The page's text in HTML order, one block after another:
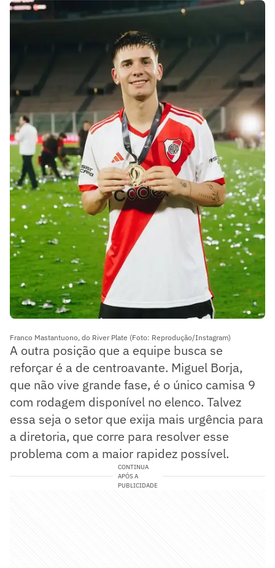
Franco Mastantuono, do River Plate (Foto: Reprodução/Instagram)
A outra posição que a equipe busca se
reforçar é a de centroavante. Miguel Borja,
que não vive grande fase, é o único camisa 9
com rodagem disponível no elenco. Talvez
essa seja o setor que exija mais urgência para
a diretoria, que corre para resolver esse
problema com a maior rapidez possível.
CONTINUA
APÓS A
PUBLICIDADE